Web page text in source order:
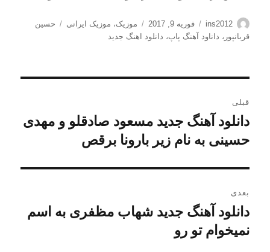
نویسنده
ins2012
ارسال
شده
فوریه 9, 2017 دسته‌ها
موزیک، موزیک ایرانی برچسب‌ها
حسین
قربانپور ، داناود آهنگ پاپ، دانلود اهنگ جدید
نوشته
قبلی
نوشته
قبلی:
دانلود آهنگ جدید مسعود صادقلو و مهدی
حسینی به نام زیر بارونا برقص
بعدی
نوشته
بعدی:
دانلود آهنگ جدید شهاب مظفری به اسم
نمیخوام تو رو